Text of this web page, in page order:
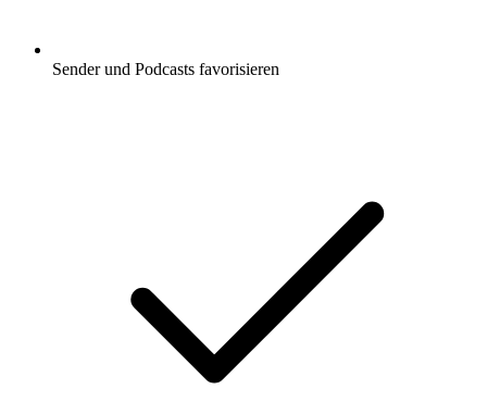
Sender und Podcasts favorisieren